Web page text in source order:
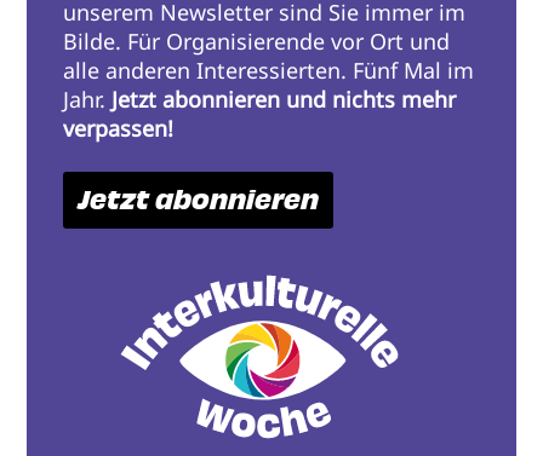
unserem Newsletter sind Sie immer im
Bilde. Für Organisierende vor Ort und
alle anderen Interessierten. Fünf Mal im
Jahr. Jetzt abonnieren und nichts mehr
verpassen!
Jetzt abonnieren